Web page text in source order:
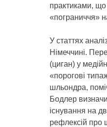
практиками, що
«пограниччя»
У статтях
Німеччині.
(циган) у
«порогові
шльондра,
Бодлер
існування на
рефлексій про